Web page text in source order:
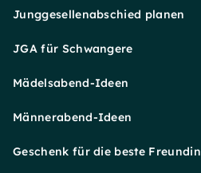
Junggesellenabschied planen
JGA für Schwangere
Mädelsabend-Ideen
Männerabend-Ideen
Geschenk für die beste Freundin